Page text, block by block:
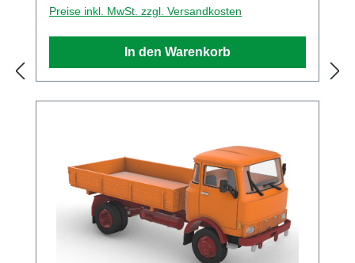
Preise inkl. MwSt. zzgl. Versandkosten
In den Warenkorb